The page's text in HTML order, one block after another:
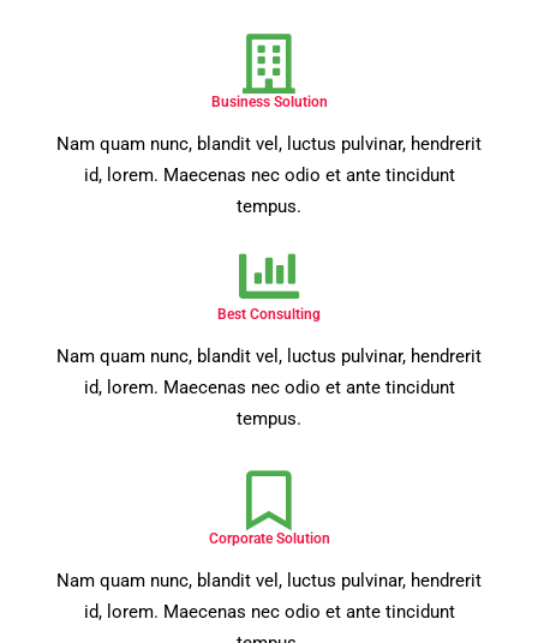
Business Solution
Nam quam nunc, blandit vel, luctus pulvinar, hendrerit
id, lorem. Maecenas nec odio et ante tincidunt
tempus.
Best Consulting
Nam quam nunc, blandit vel, luctus pulvinar, hendrerit
id, lorem. Maecenas nec odio et ante tincidunt
tempus.
Corporate Solution
Nam quam nunc, blandit vel, luctus pulvinar, hendrerit
id, lorem. Maecenas nec odio et ante tincidunt